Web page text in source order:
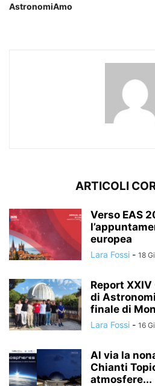
AstronomiAmo
ARTICOLI
Verso EAS
europea
Lara Fossi - 18
Report
di
finale di
Lara Fossi - 16
Al via la
Chianti
atmosfere...